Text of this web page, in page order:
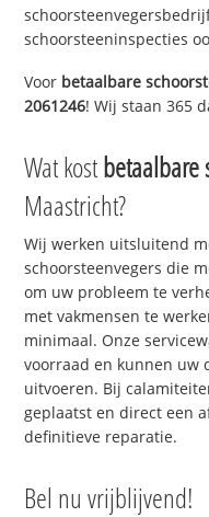
schoorsteeninspecties
Voor betaalbare
2061246! Wij staan 365
Wat kostbetaalbare
Maastricht?
Wij werken uitsluitend
schoorsteenvegers die
om uw probleem te
met vakmensen te
minimaal. Onze
voorraad en kunnen uw
uitvoeren. Bij
geplaatst en direct een
definitieve reparatie.
Bel nu vrijblijvend!